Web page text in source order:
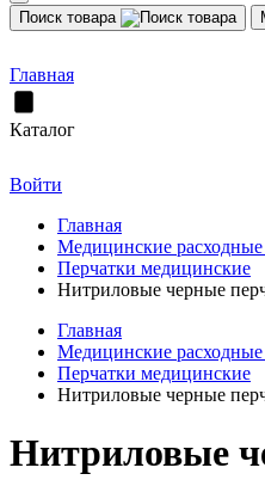
Поиск товара
Главная
Каталог
Войти
Главная
Медицинские
Перчатки медицинские
Нитриловые черные
Главная
Медицинские
Перчатки медицинские
Нитриловые черные
Нитриловые